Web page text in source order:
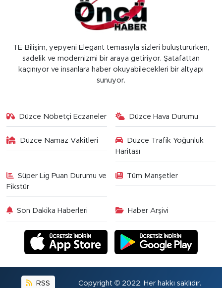
TE Bilişim, yepyeni Elegant temasıyla sizleri buluştururken,
sadelik ve modernizmi bir araya getiriyor. Şatafattan
kaçınıyor ve insanlara haber okuyabilecekleri bir altyapı
sunuyor.
Düzce Nöbetçi Eczaneler Düzce Hava Durumu
Düzce Namaz Vakitleri
Düzce Trafik Yoğunluk
Haritası
Süper Lig Puan Durumu ve
Fikstür
Tüm Manşetler
Son Dakika Haberleri Haber Arşivi
RSS Copyright © 2022. Her hakkı saklıdır.